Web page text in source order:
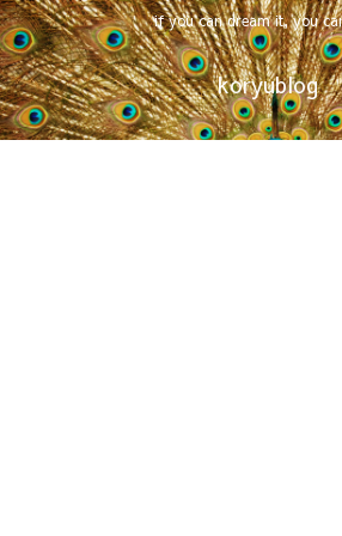
if you can dream it, you
koryublog